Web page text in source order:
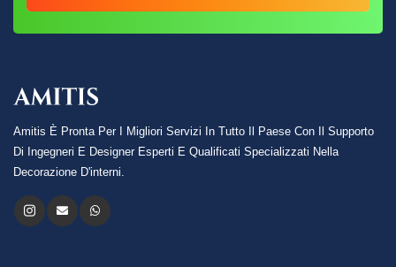
Amitis È Pronta Per I Migliori Servizi In Tutto Il Paese Con Il Supporto
Di Ingegneri E Designer Esperti E Qualificati Specializzati Nella
Decorazione D'interni.